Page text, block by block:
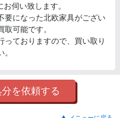
伺い致します。
要になった北欧家具がござい
可能です。
っておりますので、買い取り
を依頼する